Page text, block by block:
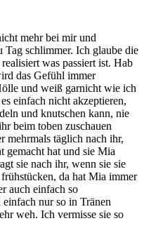
mehr bei mir und
schlimmer. Ich glaube die
was passiert ist. Hab
das Gefühl immer
und weiß garnicht wie ich
einfach nicht akzeptieren,
und knutschen kann, nie
beim toben zuschauen
mehrmals täglich nach ihr,
gemacht hat und sie Mia
sie nach ihr, wenn sie sie
da hat Mia immer
auch einfach so
nur so in Tränen
weh. Ich vermisse sie so